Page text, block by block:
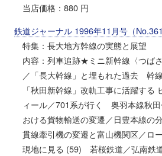
当店価格：880 円
鉄道ジャーナル 1996年11月号（No.361
特集：長大地方幹線の実態と展望
内容：列車追跡★ミニ新幹線〈つば
／「長大幹線」と埋もれた過去 幹
「秋田新幹線」改軌工事に活躍する
ィール／701系が行く 奥羽本線秋
おける貨物輸送の変遷／日豊本線の
貫線牽引機の変遷と富山機関区／ロ
現地に見る (59) 若桜鉄道／弘南鉄